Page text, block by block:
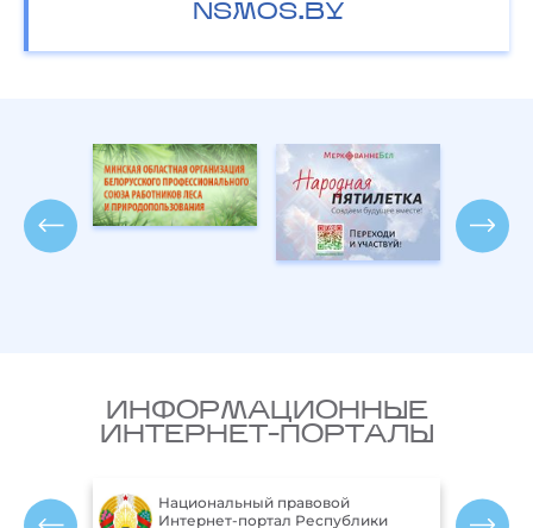
NSMOS.BY
ИНФОРМАЦИОННЫЕ
ИНТЕРНЕТ-ПОРТАЛЫ
Национальный правовой
Интернет-портал Республики